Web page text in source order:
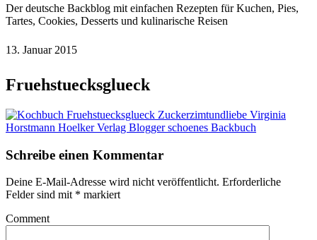
Der deutsche Backblog mit einfachen Rezepten für Kuchen, Pies,
Tartes, Cookies, Desserts und kulinarische Reisen
13. Januar 2015
Fruehstuecksglueck
Schreibe einen Kommentar
Deine E-Mail-Adresse wird nicht veröffentlicht. Erforderliche
Felder sind mit * markiert
Comment